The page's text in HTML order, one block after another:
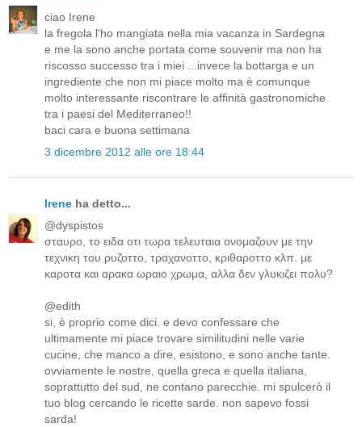
ciao Irene
la fregola l'ho mangiata nella mia vacanza in Sardegna
e me la sono anche portata come souvenir ma non ha
riscosso successo tra i miei ...invece la bottarga e un
ingrediente che non mi piace molto ma è comunque
molto interessante riscontrare le affinità gastronomiche
tra i paesi del Mediterraneo!!
baci cara e buona settimana
3 dicembre 2012 alle ore 18:44
Irene ha detto...
@dyspistos
σταυρο, το ειδα οτι τωρα τελευταια ονομαζουν με την
τεχνικη του ρυζοττο, τραχανοττο, κριθαροττο κλπ. με
καροτα και αρακα ωραιο χρωμα, αλλα δεν γλυκιζει πολυ?
@edith
si, è proprio come dici. e devo confessare che
ultimamente mi piace trovare similitudini nelle varie
cucine, che manco a dire, esistono, e sono anche tante.
ovviamente le nostre, quella greca e quella italiana,
soprattutto del sud, ne contano parecchie. mi spulcerò il
tuo blog cercando le ricette sarde. non sapevo fossi
sarda!